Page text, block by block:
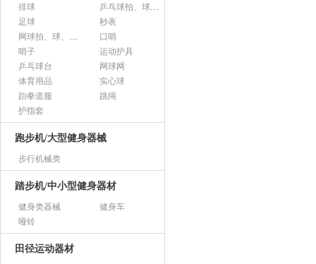
排球
乒乓球拍、球、配件
足球
秒表
网球拍、球、配件
口哨
哨子
运动护具
乒乓球台
网球网
体育用品
实心球
跆拳道服
跳绳
护指套
跑步机/大型健身器械
步行机械类
踏步机/中小型健身器材
健身类器械
健身车
哑铃
田径运动器材